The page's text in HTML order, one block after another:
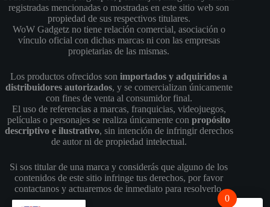
registradas mencionadas o mostradas en este sitio web son
propiedad de sus respectivos titulares.
WoW Gadgetz no tiene relación comercial, asociación o
vínculo oficial con dichas marcas ni con las empresas
propietarias de las mismas.
Los productos ofrecidos sonimportados y adquiridos a
distribuidores autorizados, y se comercializan únicamente
con fines de venta al consumidor final.
El uso de referencias a marcas, franquicias, videojuegos,
películas o personajes se realiza únicamente conpropósito
descriptivo e ilustrativo, sin intención de infringir derechos
de autor ni de propiedad intelectual.
Si sos titular de una marca y considerás que alguno de los
contenidos de este sitio infringe tus derechos, por favor
contactanos y actuaremos de inmediato para resolverlo.
0